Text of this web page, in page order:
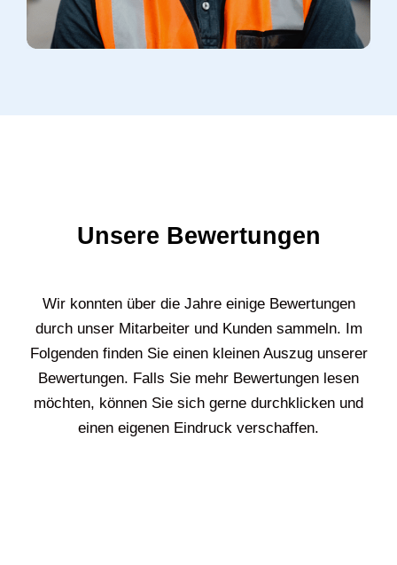
Unsere Bewertungen
Wir konnten über die Jahre einige Bewertungen
durch unser Mitarbeiter und Kunden sammeln. Im
Folgenden finden Sie einen kleinen Auszug unserer
Bewertungen. Falls Sie mehr Bewertungen lesen
möchten, können Sie sich gerne durchklicken und
einen eigenen Eindruck verschaffen.